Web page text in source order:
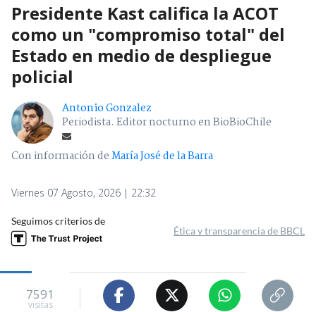
Presidente Kast califica la ACOT
como un "compromiso total" del
Estado en medio de despliegue
policial
Antonio Gonzalez
Periodista. Editor nocturno en BioBioChile
Con información deMaría José de la Barra
Viernes 07 Agosto, 2026 | 22:32
Seguimos criterios de
Ética y transparencia de BBCL
7591
visitas